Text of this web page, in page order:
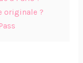
originale ?